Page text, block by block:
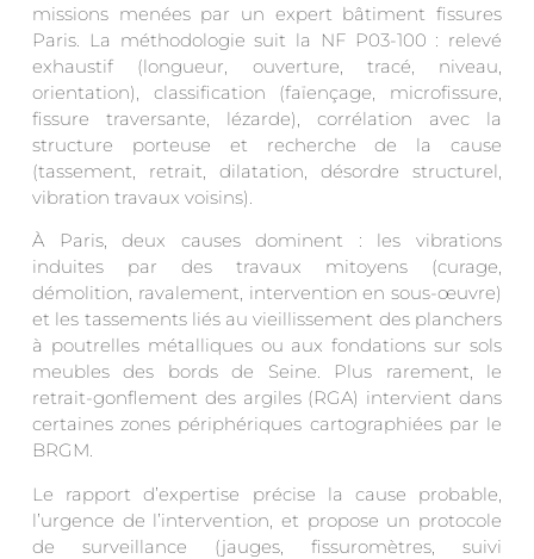
missions menées par un expert bâtiment fissures
Paris. La méthodologie suit la NF P03-100 : relevé
exhaustif (longueur, ouverture, tracé, niveau,
orientation), classification (faïençage, microfissure,
fissure traversante, lézarde), corrélation avec la
structure porteuse et recherche de la cause
(tassement, retrait, dilatation, désordre structurel,
vibration travaux voisins).
À Paris, deux causes dominent : les vibrations
induites par des travaux mitoyens (curage,
démolition, ravalement, intervention en sous-œuvre)
et les tassements liés au vieillissement des planchers
à poutrelles métalliques ou aux fondations sur sols
meubles des bords de Seine. Plus rarement, le
retrait-gonflement des argiles (RGA) intervient dans
certaines zones périphériques cartographiées par le
BRGM.
Le rapport d’expertise précise la cause probable,
l’urgence de l’intervention, et propose un protocole
de surveillance (jauges, fissuromètres, suivi